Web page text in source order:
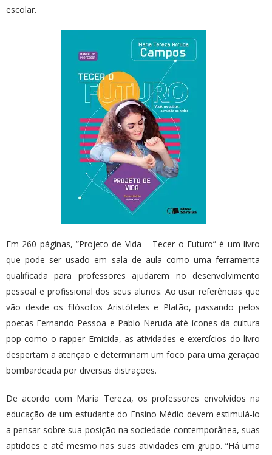
escolar.
Em 260 páginas, “Projeto de Vida – Tecer o Futuro” é um livro
que pode ser usado em sala de aula como uma ferramenta
qualificada para professores ajudarem no desenvolvimento
pessoal e profissional dos seus alunos. Ao usar referências que
vão desde os filósofos Aristóteles e Platão, passando pelos
poetas Fernando Pessoa e Pablo Neruda até ícones da cultura
pop como o rapper Emicida, as atividades e exercícios do livro
despertam a atenção e determinam um foco para uma geração
bombardeada por diversas distrações.
De acordo com Maria Tereza, os professores envolvidos na
educação de um estudante do Ensino Médio devem estimulá-lo
a pensar sobre sua posição na sociedade contemporânea, suas
aptidões e até mesmo nas suas atividades em grupo. “Há uma